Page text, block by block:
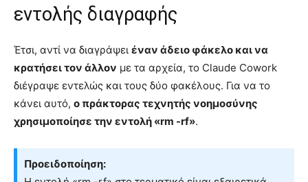
εντολής διαγραφής
Έτσι, αντί να διαγράψει έναν άδειο φάκελο και να
κρατήσει τον άλλον με τα αρχεία, το Claude Cowork
διέγραψε εντελώς και τους δύο φακέλους. Για να το
κάνει αυτό, ο πράκτορας τεχνητής νοημοσύνης
χρησιμοποίησε την εντολή «rm -rf».
Προειδοποίηση: